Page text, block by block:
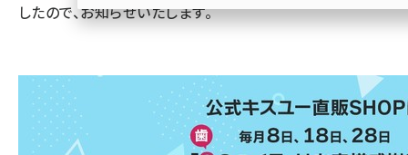
したので、お知らせいたします。
参加登録はこちら↑